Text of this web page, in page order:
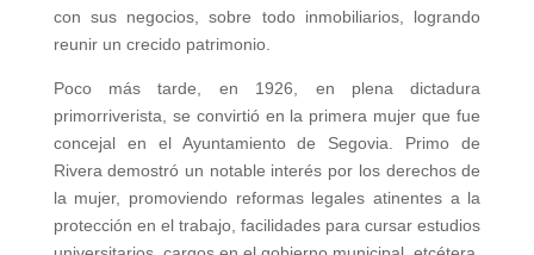
con sus negocios, sobre todo inmobiliarios, logrando
reunir un crecido patrimonio.
Poco más tarde, en 1926, en plena dictadura
primorriverista, se convirtió en la primera mujer que fue
concejal en el Ayuntamiento de Segovia. Primo de
Rivera demostró un notable interés por los derechos de
la mujer, promoviendo reformas legales atinentes a la
protección en el trabajo, facilidades para cursar estudios